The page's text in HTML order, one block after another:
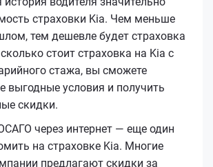
страховки Kia. Чем меньше
тем дешевле будет страховка
стоит страховка на Kia с
стажа, вы сможете
выгодные условия и получить
скидки.
через интернет — еще один
на страховке Kia. Многие
предлагают скидки за